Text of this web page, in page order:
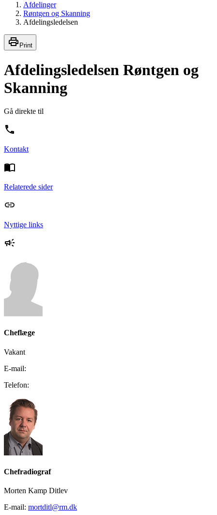
Afdelinger
Røntgen og Skanning
Afdelingsledelsen
Print
Afdelingsledelsen Røntgen og
Skanning
Gå direkte til
Kontakt
Relaterede sider
Nyttige links
Cheflæge
Vakant
E-mail:
Telefon:
Chefradiograf
Morten Kamp Ditlev
E-mail: mortditl@rm.dk